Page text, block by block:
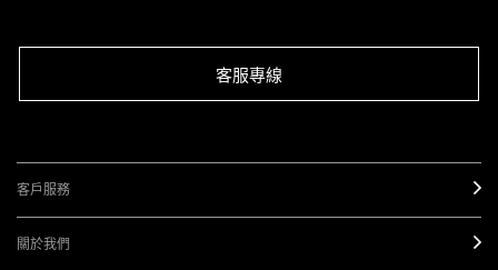
客服專線
客戶服務
關於我們